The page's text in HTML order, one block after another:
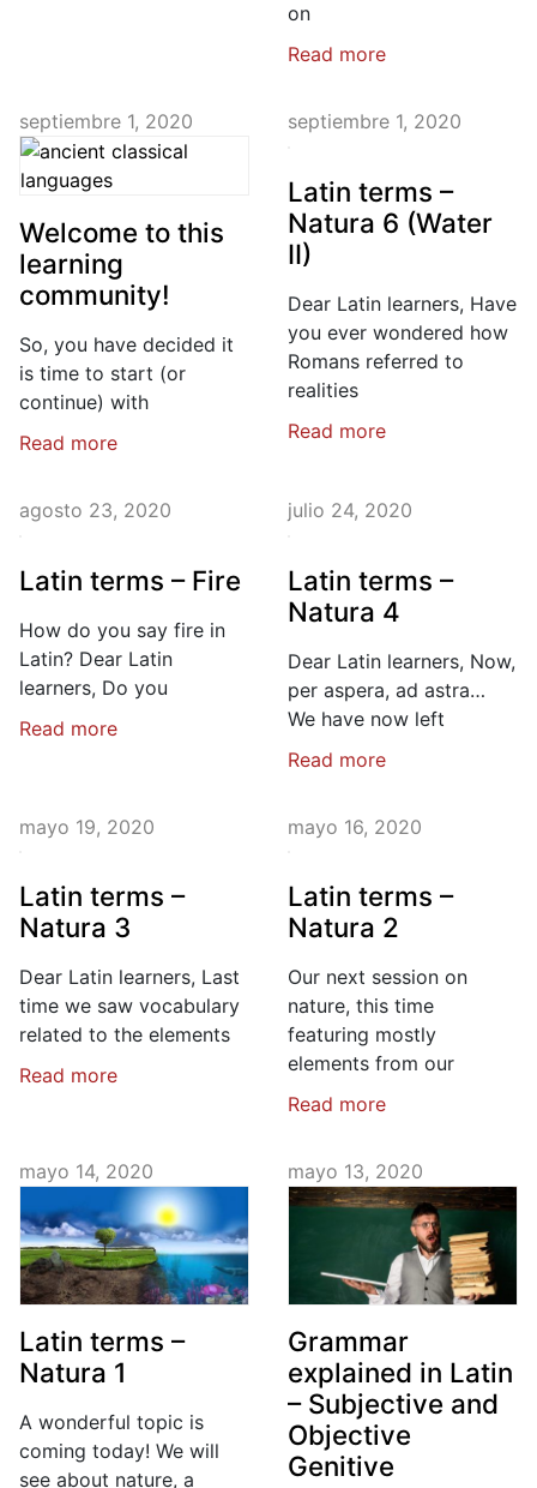
on
Read more
septiembre 1, 2020
Welcome to this
learning
community!
So, you have decided it
is time to start (or
continue) with
Read more
septiembre 1, 2020
Latin terms –
Natura 6 (Water
II)
Dear Latin learners, Have
you ever wondered how
Romans referred to
realities
Read more
agosto 23, 2020
Latin terms – Fire
How do you say fire in
Latin? Dear Latin
learners, Do you
Read more
julio 24, 2020
Latin terms –
Natura 4
Dear Latin learners, Now,
per aspera, ad astra…
We have now left
Read more
mayo 19, 2020
Latin terms –
Natura 3
Dear Latin learners, Last
time we saw vocabulary
related to the elements
Read more
mayo 16, 2020
Latin terms –
Natura 2
Our next session on
nature, this time
featuring mostly
elements from our
Read more
mayo 14, 2020
Latin terms –
Natura 1
A wonderful topic is
coming today! We will
see about nature, a
mayo 13, 2020
Grammar
explained in Latin
– Subjective and
Objective
Genitive